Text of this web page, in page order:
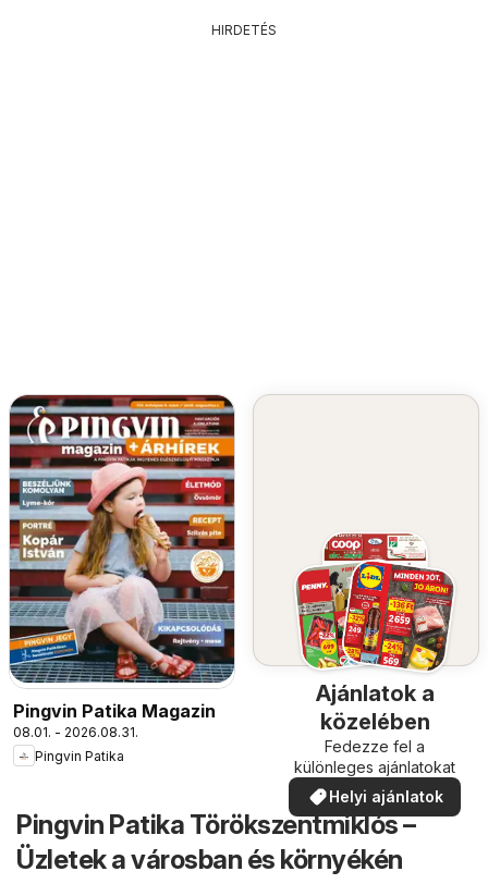
HIRDETÉS
Pingvin Patika Magazin
08.01. - 2026.08.31.
Pingvin Patika
Ajánlatok a
közelében
Fedezze fel a
különleges ajánlatokat
Helyi ajánlatok
Pingvin Patika Törökszentmiklós –
Üzletek a városban és környékén